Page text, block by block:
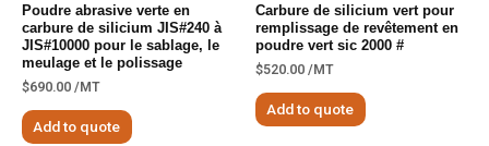
Poudre abrasive verte en
carbure de silicium JIS#240 à
JIS#10000 pour le sablage, le
meulage et le polissage
$690.00 /MT
Add to quote
Carbure de silicium vert pour
remplissage de revêtement en
poudre vert sic 2000 #
$520.00 /MT
Add to quote